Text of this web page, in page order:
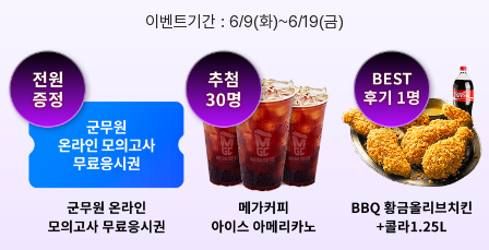
이벤트기간 : 6/9(화)~6/19(금)